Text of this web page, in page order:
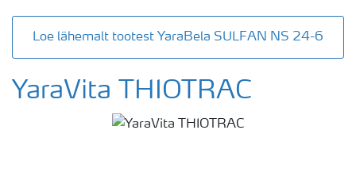
Loe lähemalt tootest YaraBela SULFAN NS 24-6
YaraVita THIOTRAC